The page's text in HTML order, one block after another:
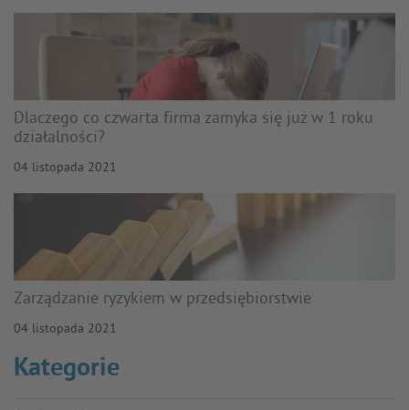
Dlaczego co czwarta firma zamyka się już w 1 roku
działalności?
04 listopada 2021
Zarządzanie ryzykiem w przedsiębiorstwie
04 listopada 2021
Kategorie